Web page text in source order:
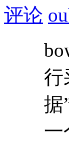
评论
行
据
一